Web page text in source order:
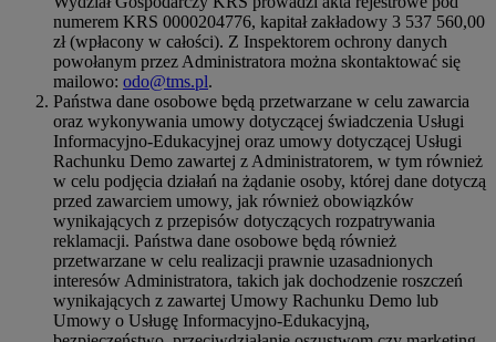
numerem KRS 0000204776, kapitał zakładowy 3 537 560,00
zł (wpłacony w całości). Z Inspektorem ochrony danych
powołanym przez Administratora można skontaktować się
mailowo: odo@tms.pl.
Państwa dane osobowe będą przetwarzane w celu zawarcia
oraz wykonywania umowy dotyczącej świadczenia Usługi
Informacyjno-Edukacyjnej oraz umowy dotyczącej Usługi
Rachunku Demo zawartej z Administratorem, w tym również
w celu podjęcia działań na żądanie osoby, której dane dotyczą
przed zawarciem umowy, jak również obowiązków
wynikających z przepisów dotyczących rozpatrywania
reklamacji. Państwa dane osobowe będą również
przetwarzane w celu realizacji prawnie uzasadnionych
interesów Administratora, takich jak dochodzenie roszczeń
wynikających z zawartej Umowy Rachunku Demo lub
Umowy o Usługę Informacyjno-Edukacyjną,